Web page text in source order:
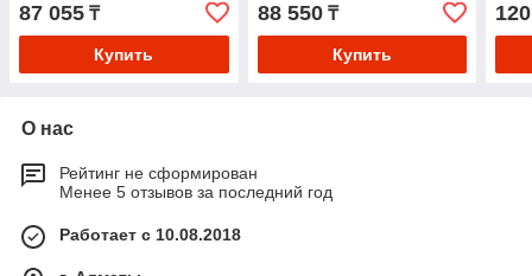
87 055 ₸
Купить
88 550₸
Купить
О нас
Рейтинг не сформирован
Менее 5 отзывов за последний год
Работает с 10.08.2018